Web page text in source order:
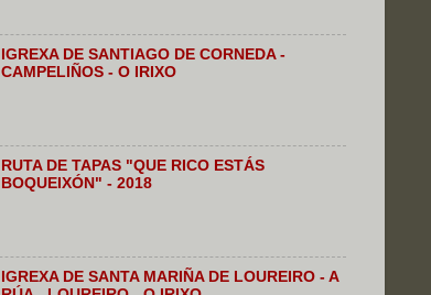
IGREXA DE SANTIAGO DE CORNEDA -
CAMPELIÑOS - O IRIXO
RUTA DE TAPAS "QUE RICO ESTÁS
BOQUEIXÓN" - 2018
IGREXA DE SANTA MARIÑA DE LOUREIRO - A